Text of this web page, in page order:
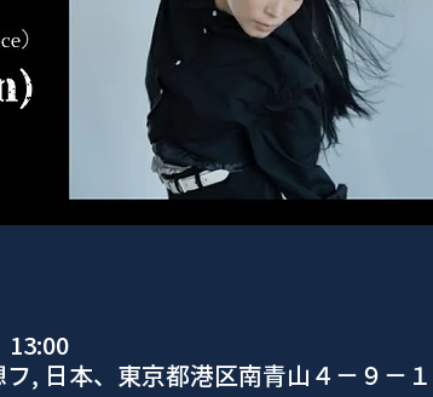
13:00
フ, 日本、東京都港区南青山４−９−１